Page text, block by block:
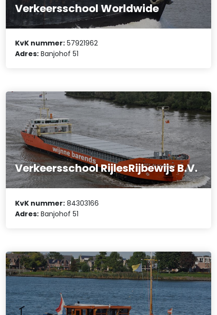
Verkeersschool Worldwide
KvK nummer: 57921962
Adres: Banjohof 51
Verkeersschool RijlesRijbewijs B.V.
KvK nummer: 84303166
Adres: Banjohof 51